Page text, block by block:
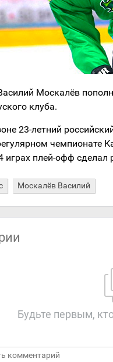
Москалёв
клуба.
23-летний
чемпионате
играх плей-офф сделал
Москалёв Василий
Будьте первым,